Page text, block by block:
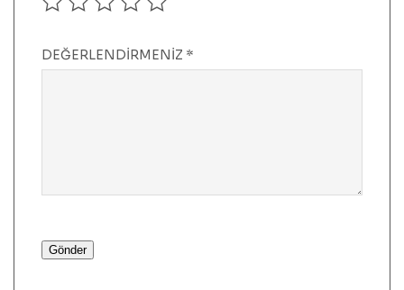
DEĞERLENDIRMENIZ *
Gönder